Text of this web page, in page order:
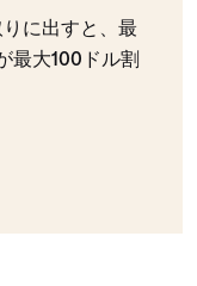
に出すと、最
最大100ドル割